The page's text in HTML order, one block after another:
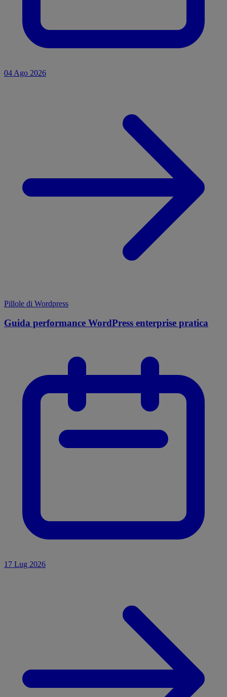
04 Ago 2026
Pillole di Wordpress
Guida performance WordPress enterprise pratica
17 Lug 2026